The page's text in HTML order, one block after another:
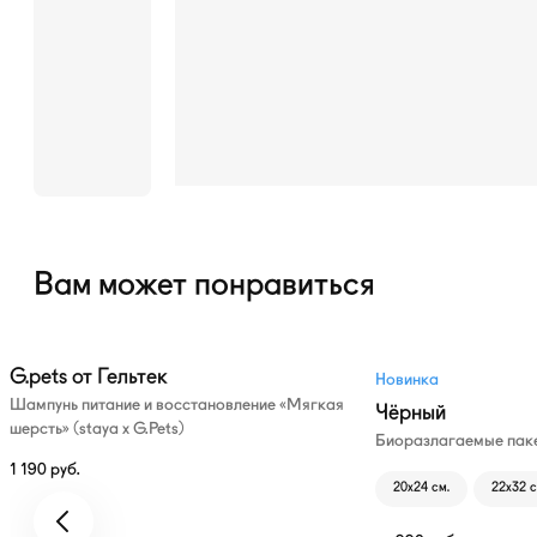
Вам может понравиться
G.pets от Гельтек
Шампунь питание и восстановление «Мягкая
шерсть» (staya х G.Pets)
1 190 руб.
Новинка
Чёрный
Биоразлагаемые
20х24 см. 22х32